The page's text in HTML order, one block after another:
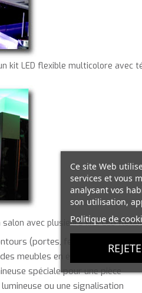
kit LED flexible multicolore avec
avec plusieurs kits LED
(portes, fenêtres, plinthes...)
meubles en éclairage indirect
spéciale pour une pièce
ou une signalisation
Ce site Web
services et vous
analysant vos
son utilisation,
Politique de